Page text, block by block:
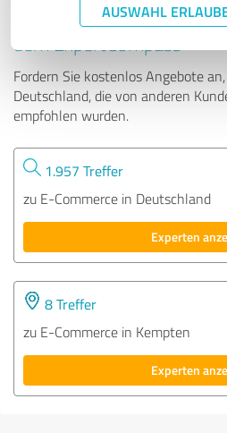
AUSWAHL
Tipp: Die passenden
dem ExpertCompass
Fordern Sie kostenlos Angebote
Deutschland, die von anderen
empfohlen wurden.
1.957 Treffer
zu E-Commerce in Deutschland
Experten
8 Treffer
zu E-Commerce in Kempten
Experten